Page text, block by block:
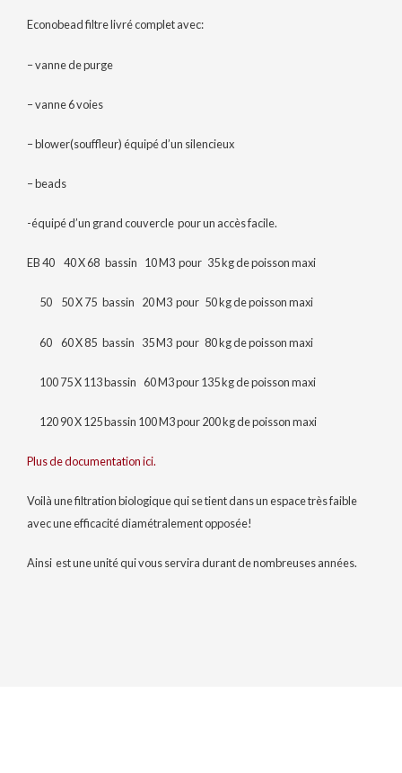
Econobead filtre livré complet avec:
– vanne de purge
– vanne 6 voies
– blower(souffleur) équipé d’un silencieux
– beads
-équipé d’un grand couvercle pour un accès facile.
EB 40 40 X 68 bassin 10 M3 pour 35 kg de poisson maxi
50 50 X 75 bassin 20 M3 pour 50 kg de poisson maxi
60 60 X 85 bassin 35 M3 pour 80 kg de poisson maxi
100 75 X 113 bassin 60 M3 pour 135 kg de poisson maxi
120 90 X 125 bassin 100 M3 pour 200 kg de poisson maxi
Plus de documentation ici.
Voilà une filtration biologique qui se tient dans un espace très faible
avec une efficacité diamétralement opposée!
Ainsi est une unité qui vous servira durant de nombreuses années.